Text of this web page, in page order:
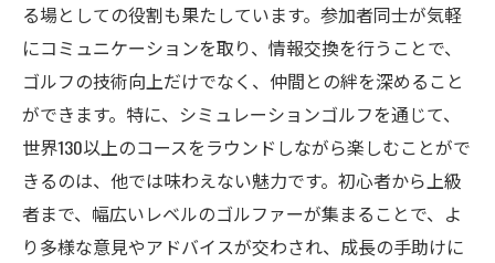
世界のゴルフ文化に触れる機会
厚木市鳶尾のインドアゴルフスクールcaddyで初
心者から上級者まで満足
初心者も安心！段階的なレッスンプラン
上級者向けの高度なトレーニングメニュー
多彩なレッスンでレベルに合った指導
スキルアップを実感できる個別指導
る場としての役割も果たしています。参加者同士が気軽
にコミュニケーションを取り、情報交換を行うことで、
ゴルフの技術向上だけでなく、仲間との絆を深めること
ができます。特に、シミュレーションゴルフを通じて、
世界130以上のコースをラウンドしながら楽しむことがで
きるのは、他では味わえない魅力です。初心者から上級
者まで、幅広いレベルのゴルファーが集まることで、よ
り多様な意見やアドバイスが交わされ、成長の手助けに